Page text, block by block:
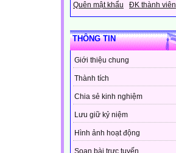
Quên mật khẩu ĐK thành viên
THÔNG TIN
Giới thiệu chung
Thành tích
Chia sẻ kinh nghiệm
Lưu giữ kỷ niệm
Hình ảnh hoạt động
Soạn bài trực tuyến